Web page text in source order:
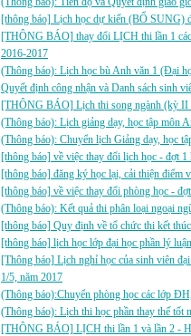
[thông báo] Lịch học dự kiến (BỔ SUNG)
[THÔNG BÁO] thay đổi LỊCH thi lần 1
2016-2017
(Thông báo): Lịch học bù Anh văn 1 (Đại
Quyết định công nhận và Danh sách sinh
[THÔNG BÁO] Lịch thi song ngành (kỳ II
(Thông báo): Lịch giảng dạy, học tập môn
(Thông báo): Chuyển lịch Giảng dạy, học
[thông báo] về việc thay đổi lịch học - đợt
[thông báo] đăng ký học lại, cải thiện điểm
[thông báo] về việc thay đổi phòng học -
(Thông báo): Kết quả thi phân loại ngoại
[thông báo] Quy định về tổ chức thi kết
[thông báo] lịch học lớp đại học phần lý
[Thông báo] Lịch nghỉ học của sinh viên
1/5, năm 2017
(Thông báo):Chuyển phòng học các lớp
(Thông báo): Lịch thi học phần thay thế
[THÔNG BÁO] LỊCH thi lần 1 và lần 2